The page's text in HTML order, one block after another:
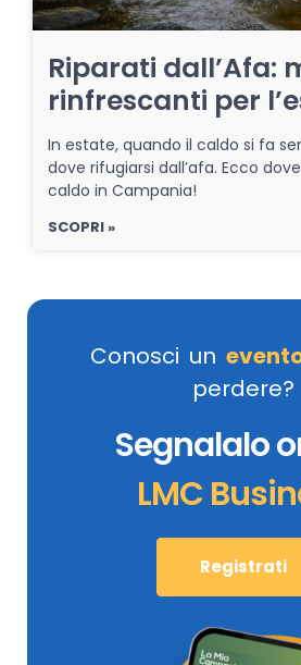
Riparati dall’Afa:
rinfrescanti per
In estate, quando il caldo si fa
dove rifugiarsi dall’afa. Ecco
caldo in Campania!
SCOPRI »
Conosci un
perdere?
Segnalalo
LMC
Registrati